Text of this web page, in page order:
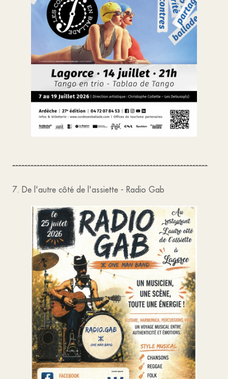
----------------------------------------------------------------
7. De l'autre côté de l'assiette - Radio Gab